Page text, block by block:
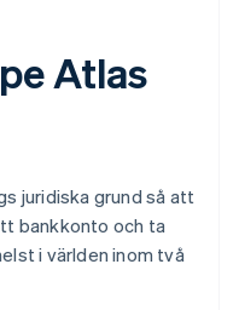
Atlas
juridiska grund så att
bankkonto och ta
i världen inom två